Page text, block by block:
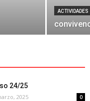
ACTIVIDADES
24/25
2025 0